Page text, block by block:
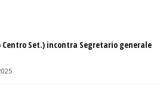
Set.) incontra Segretario generale